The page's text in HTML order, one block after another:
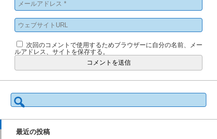
次回のコメントで使用するためブラウザーに自分の名前、メー
ルアドレス、サイトを保存する。
検
索:
最近の投稿